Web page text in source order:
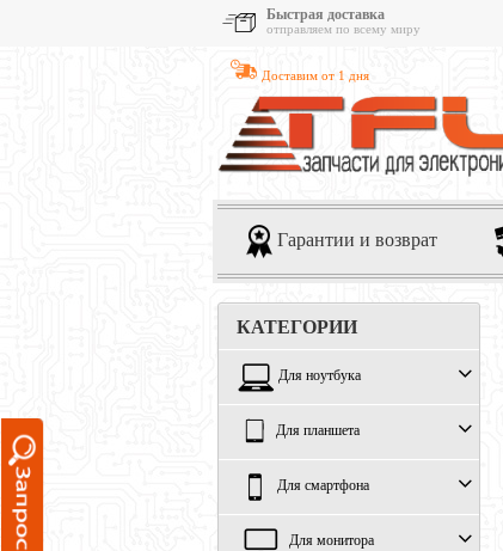
Быстрая доставка
отправляем по всему миру
Доставим от 1 дня
Гарантии и возврат
КАТЕГОРИИ
Для ноутбука
Для планшета
Для смартфона
Для монитора